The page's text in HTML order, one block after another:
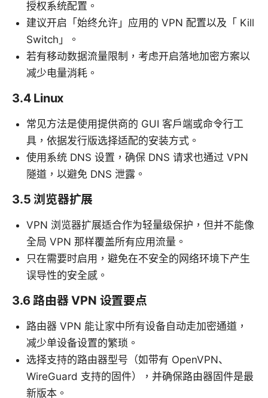
授权系统配置。
建议开启「始终允许」应用的 VPN 配置以及「 Kill
Switch」。
若有移动数据流量限制，考虑开启落地加密方案以
减少电量消耗。
3.4 Linux
常见方法是使用提供商的 GUI 客户端或命令行工
具，依据发行版选择适配的安装方式。
使用系统 DNS 设置，确保 DNS 请求也通过 VPN
隧道，以避免 DNS 泄露。
3.5 浏览器扩展
VPN 浏览器扩展适合作为轻量级保护，但并不能像
全局 VPN 那样覆盖所有应用流量。
只在需要时启用，避免在不安全的网络环境下产生
误导性的安全感。
3.6 路由器 VPN 设置要点
路由器 VPN 能让家中所有设备自动走加密通道，
减少单设备设置的繁琐。
选择支持的路由器型号（如带有 OpenVPN、
WireGuard 支持的固件），并确保路由器固件是最
新版本。